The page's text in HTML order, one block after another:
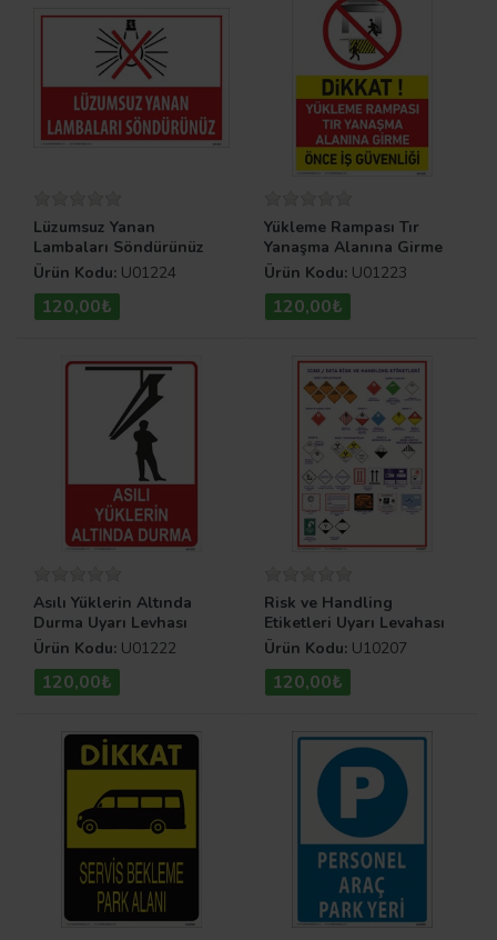
Lüzumsuz Yanan
Lambaları Söndürünüz
Uyarı Levhası
Ürün Kodu: U01224
120,00₺
Yükleme Rampası Tır
Yanaşma Alanına Girme
Uyarı Levhası
Ürün Kodu: U01223
120,00₺
Asılı Yüklerin Altında
Durma Uyarı Levhası
Ürün Kodu: U01222
120,00₺
Risk ve Handling
Etiketleri Uyarı Levahası
Ürün Kodu: U10207
120,00₺